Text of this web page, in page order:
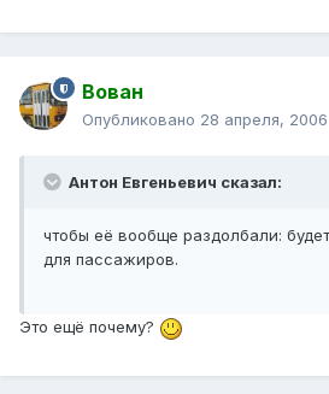
Вован
Опубликовано 28 апреля, 2006
Антон Евгеньевич сказал:
чтобы её вообще раздолбали:
для пассажиров.
Это ещё почему?